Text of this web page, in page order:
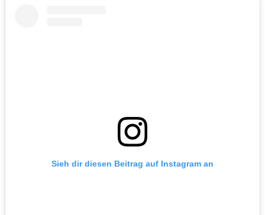
Sieh dir diesen Beitrag auf Instagram an